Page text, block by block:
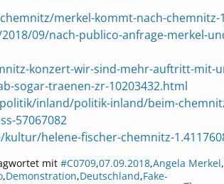
merkel-kommt-nach-chemnitz-
09/nach-publico-anfrage-merkel-
konzert-wir-sind-mehr-auftritt-mit-
sogar-traenen-zr-10203432.html
inland/politik-inland/beim-
57067082
helene-fischer-chemnitz-
mit #C0709,07.09.2018,Angela Merkel,
,Demonstration,Deutschland,Fake-